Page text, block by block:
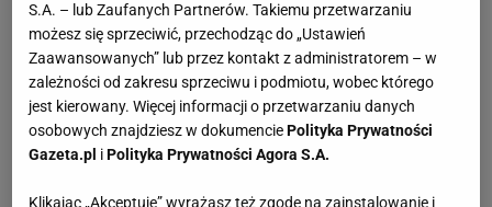
50-tko, te buty od Lasockiego to mięciutki wybór
na jesień
W FACTORY Annopol powstał kort do padla.
Outletowi klienci zagrają za darmo
MATERIAŁ PROMOCYJNY
S.A. – lub Zaufanych Partnerów. Takiemu przetwarzaniu
możesz się sprzeciwić, przechodząc do „Ustawień
Zaawansowanych” lub przez kontakt z administratorem – w
zależności od zakresu sprzeciwu i podmiotu, wobec którego
jest kierowany. Więcej informacji o przetwarzaniu danych
osobowych znajdziesz w dokumenciePolityka Prywatności
Gazeta.pl iPolityka Prywatności Agora S.A.
Klikając „Akceptuję” wyrażasz też zgodę na zainstalowanie i